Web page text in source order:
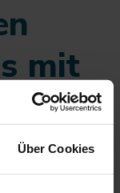
Über Cookies
mit